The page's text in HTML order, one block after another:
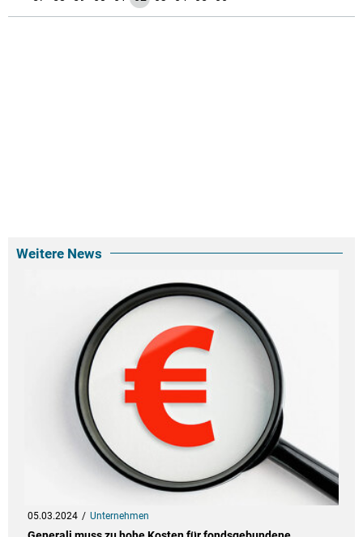
Weitere News
05.03.2024 Unternehmen